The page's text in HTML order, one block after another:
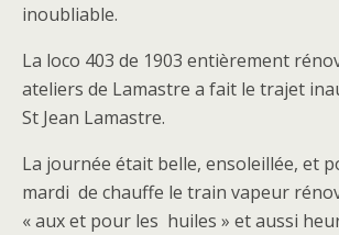
inoubliable.
La loco 403 de 1903 entièrement
ateliers de Lamastre a fait le trajet
St Jean Lamastre.
La journée était belle, ensoleillée, et
mardi de chauffe le train vapeur
« aux et pour les huiles » et aussi